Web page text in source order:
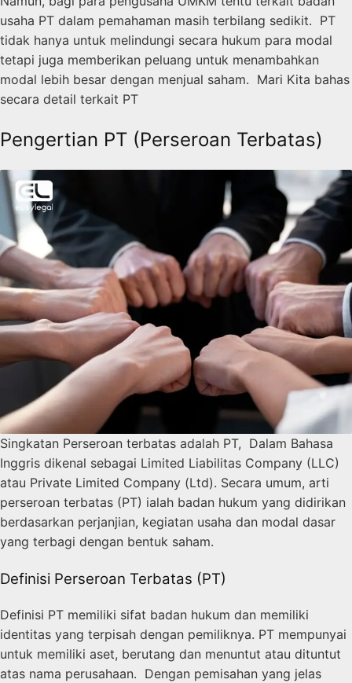
usaha PT dalam pemahaman masih terbilang sedikit. PT
tidak hanya untuk melindungi secara hukum para modal
tetapi juga memberikan peluang untuk menambahkan
modal lebih besar dengan menjual saham. Mari Kita bahas
secara detail terkait PT
Pengertian PT (Perseroan Terbatas)
Singkatan Perseroan terbatas adalah PT, Dalam Bahasa
Inggris dikenal sebagai Limited Liabilitas Company (LLC)
atau Private Limited Company (Ltd). Secara umum, arti
perseroan terbatas (PT) ialah badan hukum yang didirikan
berdasarkan perjanjian, kegiatan usaha dan modal dasar
yang terbagi dengan bentuk saham.
Definisi Perseroan Terbatas (PT)
Definisi PT memiliki sifat badan hukum dan memiliki
identitas yang terpisah dengan pemiliknya. PT mempunyai
untuk memiliki aset, berutang dan menuntut atau dituntut
atas nama perusahaan. Dengan pemisahan yang jelas